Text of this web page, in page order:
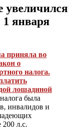
увеличился
1 января
приняла во
о
налога.
лошадиной
была
инвалидов и
л.с.